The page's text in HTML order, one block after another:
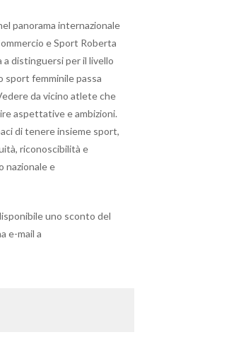
panorama internazionale
e Sport Roberta
distinguersi per il livello
sport femminile passa
da vicino atlete che
aspettative e ambizioni.
di tenere insieme sport,
riconoscibilità e
nazionale e
uno sconto del
e-mail a